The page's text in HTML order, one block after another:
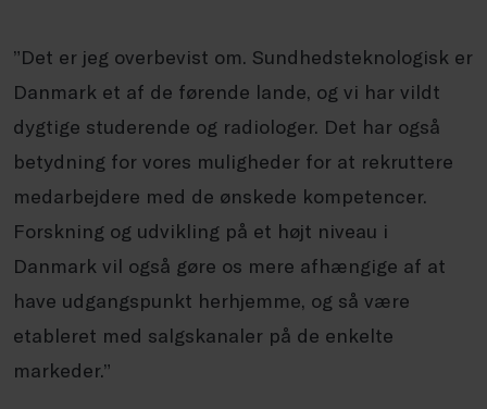
”Det er jeg overbevist om. Sundhedsteknologisk er
Danmark et af de førende lande, og vi har vildt
dygtige studerende og radiologer. Det har også
betydning for vores muligheder for at rekruttere
medarbejdere med de ønskede kompetencer.
Forskning og udvikling på et højt niveau i
Danmark vil også gøre os mere afhængige af at
have udgangspunkt herhjemme, og så være
etableret med salgskanaler på de enkelte
markeder.”